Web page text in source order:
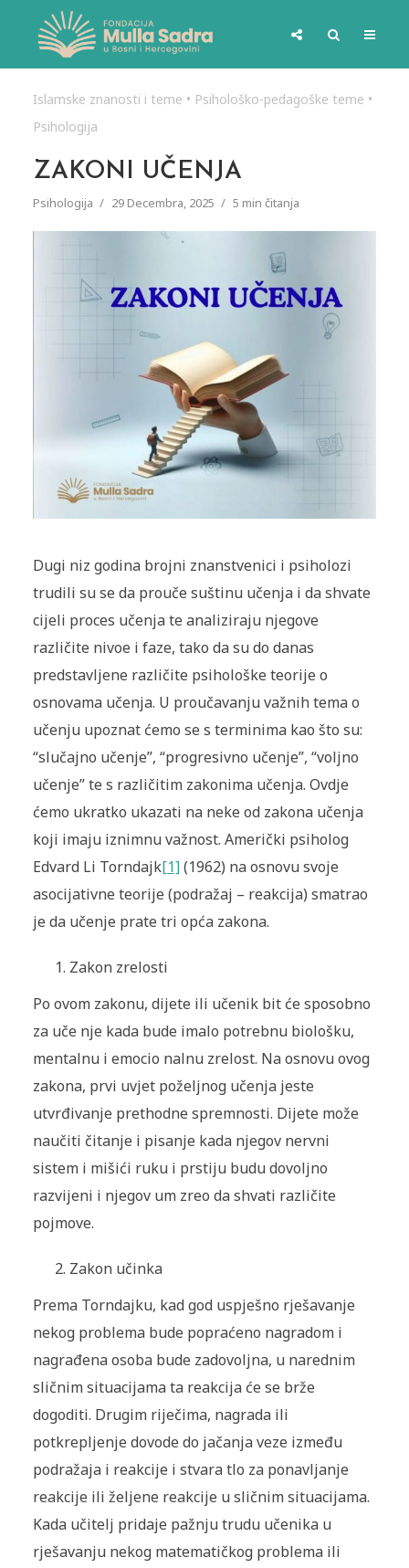
Islamske znanosti i teme • Psihološko-pedagoške teme •
Psihologija
ZAKONI UČENJA
Psihologija 29 Decembra, 2025 5 min čitanja
Dugi niz godina brojni znanstvenici i psiholozi
trudili su se da prouče suštinu učenja i da shvate
cijeli proces učenja te analiziraju njegove
različite nivoe i faze, tako da su do danas
predstavljene različite psihološke teorije o
osnovama učenja. U proučavanju važnih tema o
učenju upoznat ćemo se s terminima kao što su:
“slučajno učenje”, “progresivno učenje”, “voljno
učenje” te s različitim zakonima učenja. Ovdje
ćemo ukratko ukazati na neke od zakona učenja
koji imaju iznimnu važnost. Američki psiholog
Edvard Li Torndajk[1](1962) na osnovu svoje
asocijativne teorije (podražaj – reakcija) smatrao
je da učenje prate tri opća zakona.
Zakon zrelosti
Po ovom zakonu, dijete ili učenik bit će sposobno
za uče nje kada bude imalo potrebnu biološku,
mentalnu i emocio nalnu zrelost. Na osnovu ovog
zakona, prvi uvjet poželjnog učenja jeste
utvrđivanje prethodne spremnosti. Dijete može
naučiti čitanje i pisanje kada njegov nervni
sistem i mišići ruku i prstiju budu dovoljno
razvijeni i njegov um zreo da shvati različite
pojmove.
Zakon učinka
Prema Torndajku, kad god uspješno rješavanje
nekog problema bude popraćeno nagradom i
nagrađena osoba bude zadovoljna, u narednim
sličnim situacijama ta reakcija će se brže
dogoditi. Drugim riječima, nagrada ili
potkrepljenje dovode do jačanja veze između
podražaja i reakcije i stvara tlo za ponavljanje
reakcije ili željene reakcije u sličnim situacijama.
Kada učitelj pridaje pažnju trudu učenika u
rješavanju nekog matematičkog problema ili